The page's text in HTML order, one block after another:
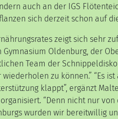
auch an der IGS
sich derzeit schon auf
zeigt sich sehr
Oldenburg, der
Team der
zu können.” “Es
klappt”, ergänzt
“Denn nicht nur
wurden wir bereitwillig